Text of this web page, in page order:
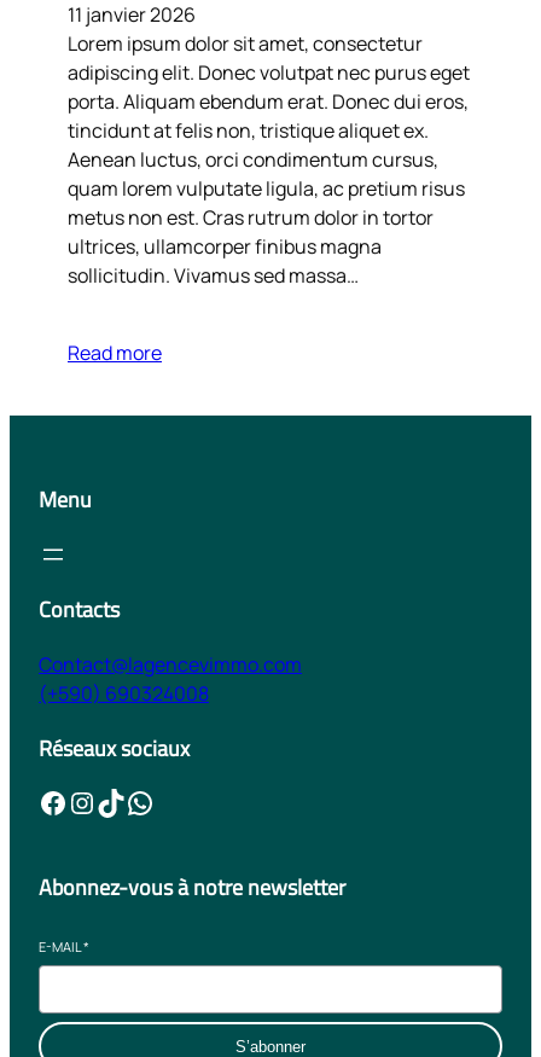
11 janvier 2026
Lorem ipsum dolor sit amet, consectetur
adipiscing elit. Donec volutpat nec purus eget
porta. Aliquam ebendum erat. Donec dui eros,
tincidunt at felis non, tristique aliquet ex.
Aenean luctus, orci condimentum cursus,
quam lorem vulputate ligula, ac pretium risus
metus non est. Cras rutrum dolor in tortor
ultrices, ullamcorper finibus magna
sollicitudin. Vivamus sed massa…
Read more
Menu
Contacts
Contact@lagencevimmo.com
(+590) 690324008
Réseaux sociaux
Facebook InstagramTikTok WhatsApp
Abonnez-vous à notre newsletter
E-MAIL*
S’abonner